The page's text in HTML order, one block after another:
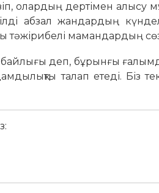
олардың дертімен
абзал жандардың
тәжірибелі мамандардың
деп, бұрынғы
талап етеді. Біз